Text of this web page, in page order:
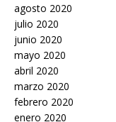
agosto 2020
julio 2020
junio 2020
mayo 2020
abril 2020
marzo 2020
febrero 2020
enero 2020